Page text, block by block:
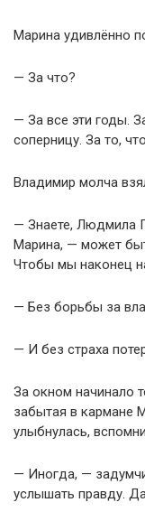
Марина удивлённо
— За что?
— За все эти годы.
соперницу. За то,
Владимир молча
— Знаете, Людмила
Марина, — может
Чтобы мы наконец
— Без борьбы за
— И без страха
За окном начинало
забытая в кармане
улыбнулась,
— Иногда, —
услышать правду.